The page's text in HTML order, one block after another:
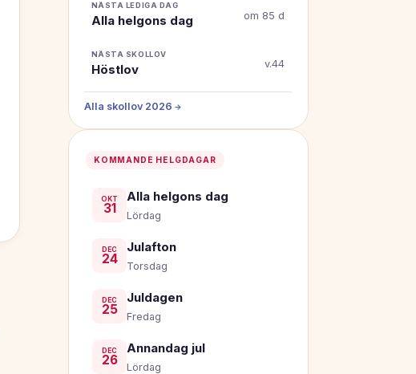
NÄSTA LEDIGA DAG
Alla helgons dag om 85 d
NÄSTA SKOLLOV
Höstlov v.44
Alla skollov 2026 →
KOMMANDE HELGDAGAR
OKT
31
Alla helgons dag
Lördag
DEC
24
Julafton
Torsdag
DEC
25
Juldagen
Fredag
DEC
26
Annandag jul
Lördag